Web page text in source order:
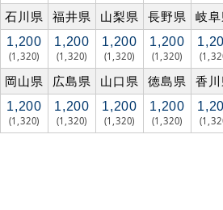
石川県 福井県 山梨県 長野県 岐
1,200
(1,320)
1,200
(1,320)
1,200
(1,320)
1,200
(1,320)
岡山県 広島県 山口県 徳島県 香
1,200
(1,320)
1,200
(1,320)
1,200
(1,320)
1,200
(1,320)